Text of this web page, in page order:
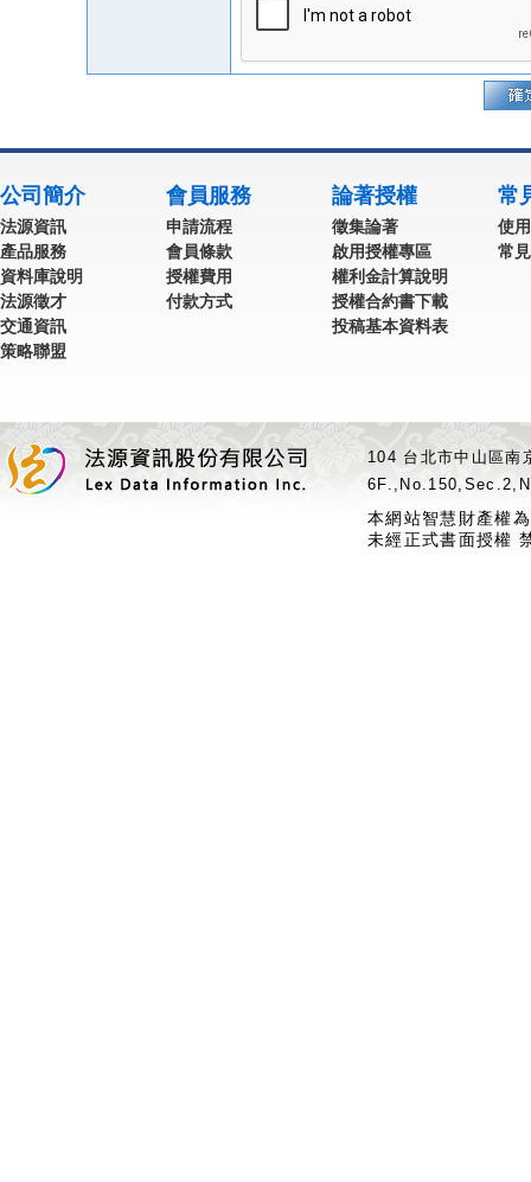
公司簡介
法源資訊
產品服務
資料庫說明
法源徵才
交通資訊
策略聯盟
會員服務
申請流程
會員條款
授權費用
付款方式
論著授權
徵集論著
啟用授權專區
權利金計算說明
授權合約書下載
投稿基本資料表
常
使
常
104 台北市中山區
本網站智慧財產權
未經正式書面授權